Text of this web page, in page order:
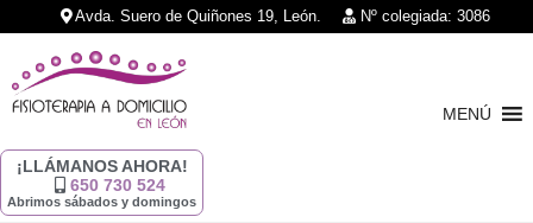
Avda. Suero de Quiñones 19, León. Nº colegiada: 3086
MENÚ
¡LLÁMANOS AHORA!
650 730 524
Abrimos sábados y domingos